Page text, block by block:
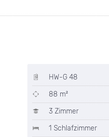
HW-G 48
88 m²
3 Zimmer
1 Schlafzimmer